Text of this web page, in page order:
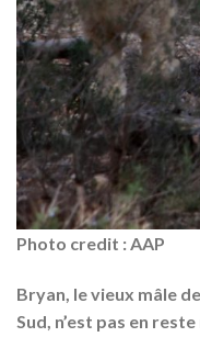
Photo credit : AAP
Bryan, le vieux mâle
Sud, n’est pas en